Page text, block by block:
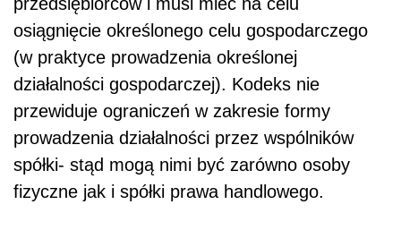
osiągnięcie określonego celu gospodarczego
(w praktyce prowadzenia określonej
działalności gospodarczej). Kodeks nie
przewiduje ograniczeń w zakresie formy
prowadzenia działalności przez wspólników
spółki- stąd mogą nimi być zarówno osoby
fizyczne jak i spółki prawa handlowego.